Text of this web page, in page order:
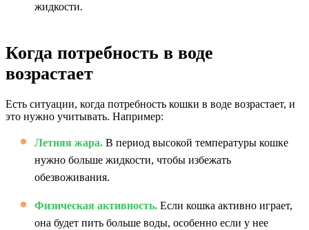
жидкости.
Когда потребность в воде
возрастает
Есть ситуации, когда потребность кошки в воде возрастает, и
это нужно учитывать. Например:
Летняя жара. В период высокой температуры кошке
нужно больше жидкости, чтобы избежать
обезвоживания.
Физическая активность. Если кошка активно играет,
она будет пить больше воды, особенно если у нее